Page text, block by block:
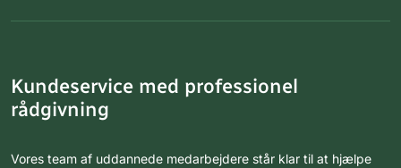
Kundeservice med professionel
rådgivning
Vores team af uddannede medarbejdere står klar til at hjælpe